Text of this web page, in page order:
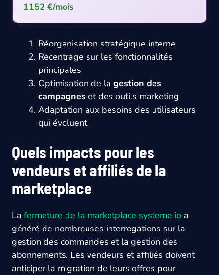
1152 €/mois
Réorganisation stratégique interne
Recentrage sur les fonctionnalités
principales
Optimisation de la gestion des
campagnes et des outils marketing
Adaptation aux besoins des utilisateurs
qui évoluent
Quels impacts pour les
vendeurs et affiliés de la
marketplace
La fermeture de la marketplace systeme io a
généré de nombreuses interrogations sur la
gestion des commandes et la gestion des
abonnements. Les vendeurs et affiliés doivent
anticiper la migration de leurs offres pour